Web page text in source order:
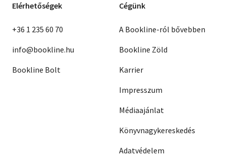
Elérhetőségek
+36 1 235 60 70
info@bookline.hu
Bookline Bolt
Cégünk
A Bookline-ról bővebben
Bookline Zöld
Karrier
Impresszum
Médiaajánlat
Könyvnagykereskedés
Adatvédelem